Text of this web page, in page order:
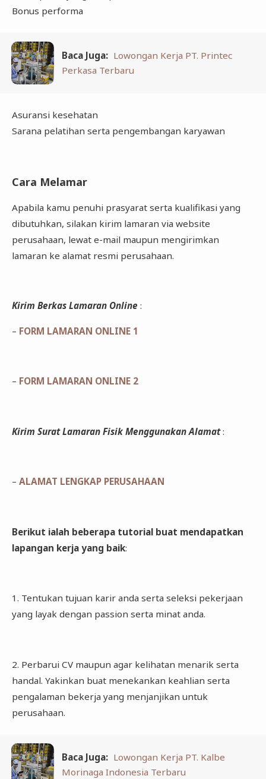
Bonus performa
Baca Juga: Lowongan Kerja PT. Printec
Perkasa Terbaru
Asuransi kesehatan
Sarana pelatihan serta pengembangan karyawan
Cara Melamar
Apabila kamu penuhi prasyarat serta kualifikasi yang
dibutuhkan, silakan kirim lamaran via website
perusahaan, lewat e-mail maupun mengirimkan
lamaran ke alamat resmi perusahaan.
Kirim Berkas Lamaran Online :
– FORM LAMARAN ONLINE 1
– FORM LAMARAN ONLINE 2
Kirim Surat Lamaran Fisik Menggunakan Alamat:
– ALAMAT LENGKAP PERUSAHAAN
Berikut ialah beberapa tutorial buat mendapatkan
lapangan kerja yang baik:
1. Tentukan tujuan karir anda serta seleksi pekerjaan
yang layak dengan passion serta minat anda.
2. Perbarui CV maupun agar kelihatan menarik serta
handal. Yakinkan buat menekankan keahlian serta
pengalaman bekerja yang menjanjikan untuk
perusahaan.
Baca Juga: Lowongan Kerja PT. Kalbe
Morinaga Indonesia Terbaru